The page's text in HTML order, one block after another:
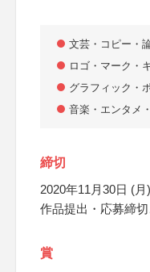
文芸・コピー・
ロゴ・マーク・
グラフィック・
音楽・エンタメ
締切
2020年11月30日 (月)
作品提出・応募締
賞